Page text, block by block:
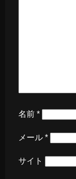
名前 *
メール *
サイト